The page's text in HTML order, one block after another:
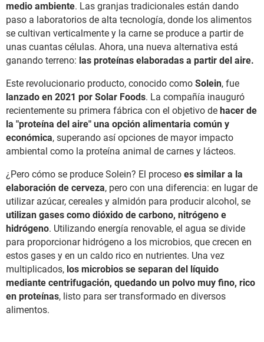
medio ambiente. Las granjas tradicionales están dando
paso a laboratorios de alta tecnología, donde los alimentos
se cultivan verticalmente y la carne se produce a partir de
unas cuantas células. Ahora, una nueva alternativa está
ganando terreno: las proteínas elaboradas a partir del aire.
Este revolucionario producto, conocido como Solein, fue
lanzado en 2021 por Solar Foods. La compañía inauguró
recientemente su primera fábrica con el objetivo de hacer de
la "proteína del aire" una opción alimentaria común y
económica, superando así opciones de mayor impacto
ambiental como la proteína animal de carnes y lácteos.
¿Pero cómo se produce Solein? El proceso es similar a la
elaboración de cerveza, pero con una diferencia: en lugar de
utilizar azúcar, cereales y almidón para producir alcohol, se
utilizan gases como dióxido de carbono, nitrógeno e
hidrógeno. Utilizando energía renovable, el agua se divide
para proporcionar hidrógeno a los microbios, que crecen en
estos gases y en un caldo rico en nutrientes. Una vez
multiplicados, los microbios se separan del líquido
mediante centrifugación, quedando un polvo muy fino, rico
en proteínas, listo para ser transformado en diversos
alimentos.